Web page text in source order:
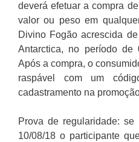
deverá efetuar a compra
valor ou peso em
Divino Fogão acrescida
Antarctica, no período de
Após a compra, o
raspável com um
cadastramento na
Prova de regularidade:
10/08/18 o participante